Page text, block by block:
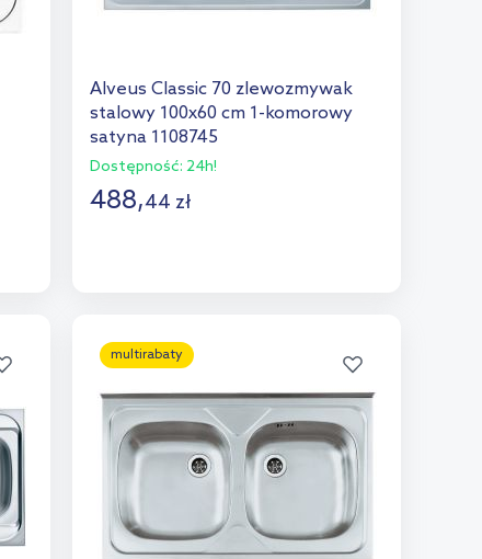
Alveus Classic 70 zlewozmywak
stalowy 100x60 cm 1-komorowy
satyna 1108745
Dostępność: 24h!
488,44 zł
multirabaty